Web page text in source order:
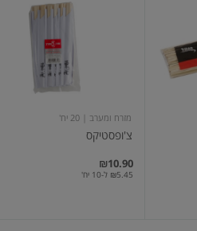
מזרח ומערב
צ'ופסטיקס
₪10.90
₪5.45 ל-10 יח'